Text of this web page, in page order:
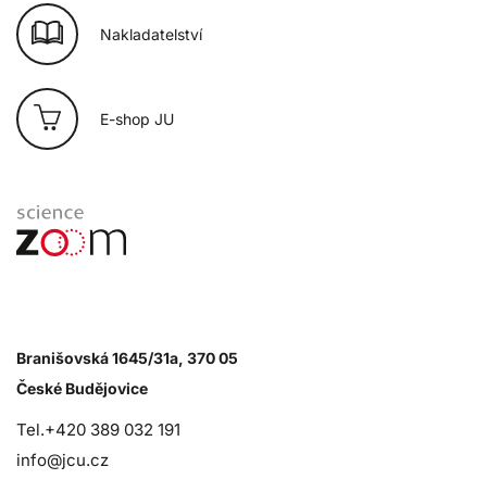
Nakladatelství
E-shop JU
Branišovská 1645/31a, 370 05
České Budějovice
Tel.+420 389 032 191
info@jcu.cz